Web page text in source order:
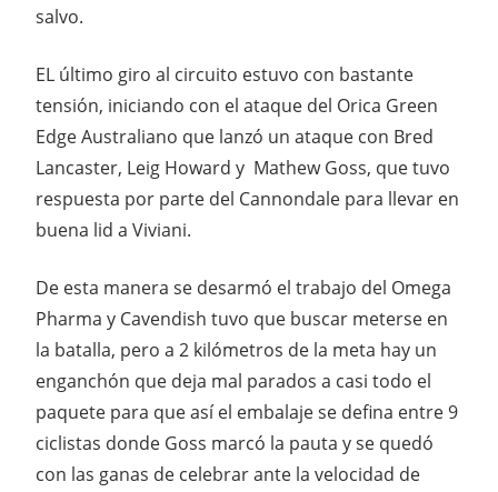
salvo.
EL último giro al circuito estuvo con bastante
tensión, iniciando con el ataque del Orica Green
Edge Australiano que lanzó un ataque con Bred
Lancaster, Leig Howard y Mathew Goss, que tuvo
respuesta por parte del Cannondale para llevar en
buena lid a Viviani.
De esta manera se desarmó el trabajo del Omega
Pharma y Cavendish tuvo que buscar meterse en
la batalla, pero a 2 kilómetros de la meta hay un
enganchón que deja mal parados a casi todo el
paquete para que así el embalaje se defina entre 9
ciclistas donde Goss marcó la pauta y se quedó
con las ganas de celebrar ante la velocidad de